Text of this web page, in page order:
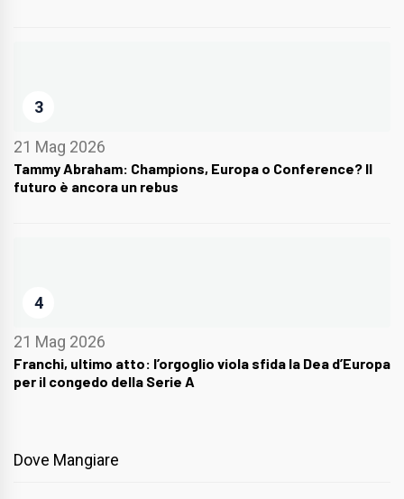
3
21 Mag 2026
Tammy Abraham: Champions, Europa o Conference? Il
futuro è ancora un rebus
4
21 Mag 2026
Franchi, ultimo atto: l’orgoglio viola sfida la Dea d’Europa
per il congedo della Serie A
Dove Mangiare